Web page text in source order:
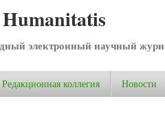
электронный научный
Редакционная коллегия Новости